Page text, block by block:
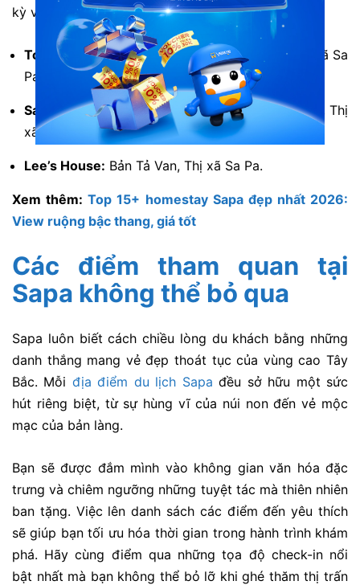
kỳ vĩ.
Topas Ecolodge:Bản Lếch, Xã Thanh Bình, Thị xã Sa
Pa.
Sapa Jade Hill Resort & Spa:Ngõ Cầu Mây, Tổ 3, Thị
xã Sa Pa.
Lee’s House: Bản Tả Van, Thị xã Sa Pa.
Xem thêm:Top 15+ homestay Sapa đẹp nhất 2026:
View ruộng bậc thang, giá tốt
Các điểm tham quan tại
Sapa không thể bỏ qua
Sapa luôn biết cách chiều lòng du khách bằng những
danh thắng mang vẻ đẹp thoát tục của vùng cao Tây
Bắc. Mỗi địa điểm du lịch Sapa đều sở hữu một sức
hút riêng biệt, từ sự hùng vĩ của núi non đến vẻ mộc
mạc của bản làng.
Bạn sẽ được đắm mình vào không gian văn hóa đặc
trưng và chiêm ngưỡng những tuyệt tác mà thiên nhiên
ban tặng. Việc lên danh sách các điểm đến yêu thích
sẽ giúp bạn tối ưu hóa thời gian trong hành trình khám
phá. Hãy cùng điểm qua những tọa độ check-in nổi
bật nhất mà bạn không thể bỏ lỡ khi ghé thăm thị trấn